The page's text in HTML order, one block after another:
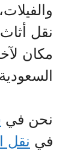
نقل
مكان
نحن في
في نقل